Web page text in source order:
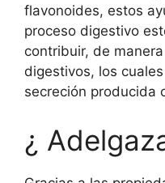
flavonoides, estos
proceso digestivo
contribuir, de
digestivos, los
secreción producida
¿